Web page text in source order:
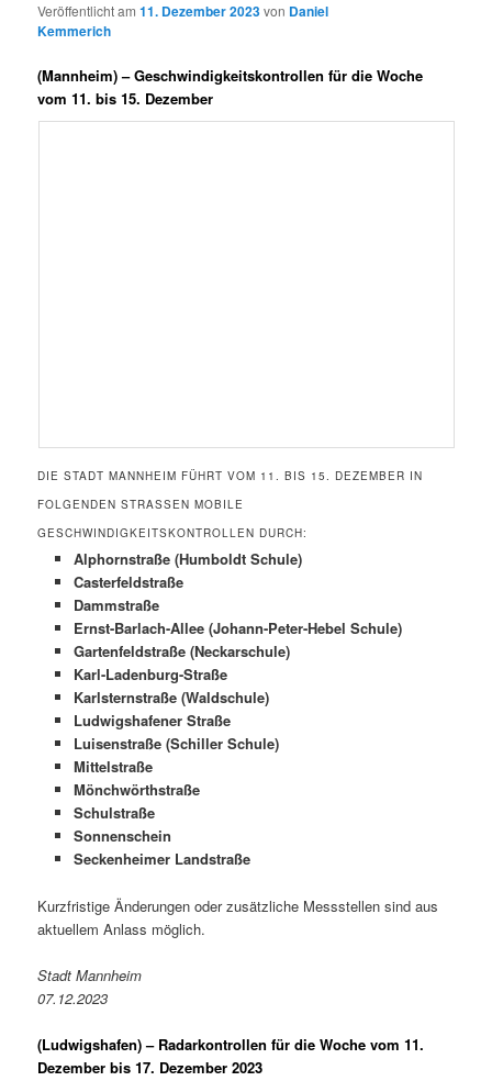
Veröffentlicht am11. Dezember 2023von Daniel
Kemmerich
(Mannheim) –Geschwindigkeitskontrollen für die Woche
vom 11. bis 15. Dezember
DIE STADT MANNHEIM FÜHRT VOM 11. BIS 15. DEZEMBER IN
FOLGENDEN STRASSEN MOBILE G
ESCHWINDIGKEITSKONTROLLEN DURCH:
Alphornstraße (Humboldt Schule)
Casterfeldstraße
Dammstraße
Ernst-Barlach-Allee (Johann-Peter-Hebel Schule)
Gartenfeldstraße (Neckarschule)
Karl-Ladenburg-Straße
Karlsternstraße (Waldschule)
Ludwigshafener Straße
Luisenstraße (Schiller Schule)
Mittelstraße
Mönchwörthstraße
Schulstraße
Sonnenschein
Seckenheimer Landstraße
Kurzfristige Änderungen oder zusätzliche Messstellen sind aus
aktuellem Anlass möglich.
Stadt Mannheim
07.12.2023
(Ludwigshafen) – Radarkontrollen für die Woche vom 11.
Dezember bis 17. Dezember 2023